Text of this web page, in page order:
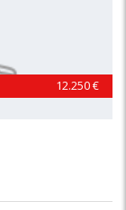
12.250 €